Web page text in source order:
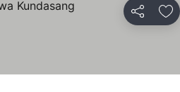
Kongsi